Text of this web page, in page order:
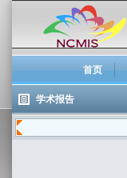
首页
学术报告